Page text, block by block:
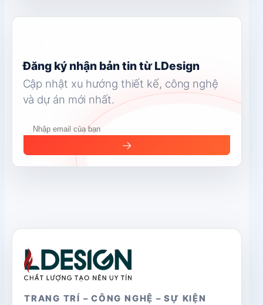
Đăng ký nhận bản tin từ LDesign
Cập nhật xu hướng thiết kế, công nghệ
và dự án mới nhất.
→
TRANG TRÍ – CÔNG NGHỆ – SỰ KIỆN